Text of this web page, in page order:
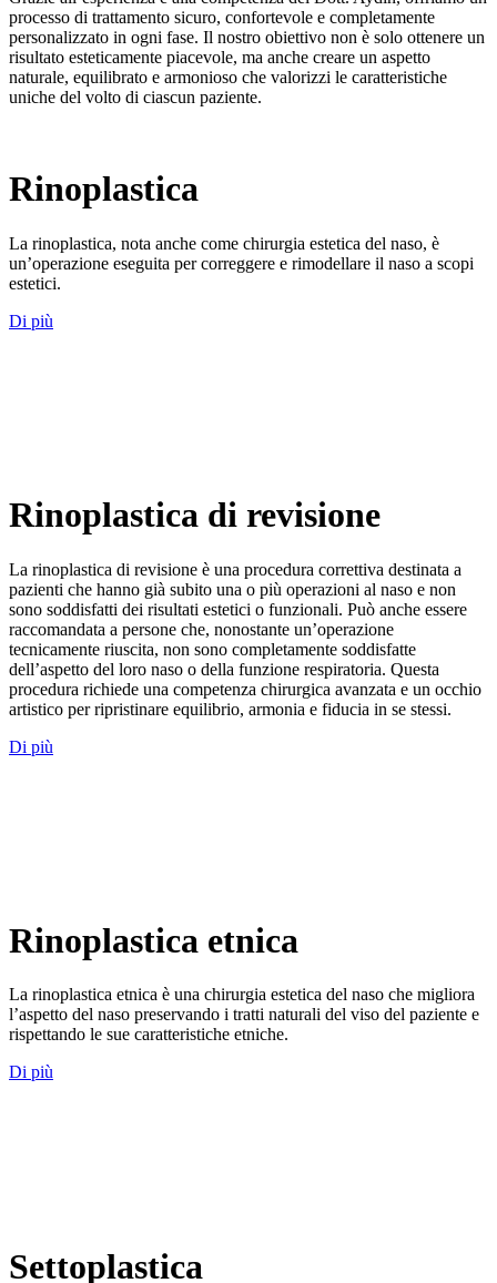
processo di trattamento sicuro, confortevole e completamente
personalizzato in ogni fase. Il nostro obiettivo non è solo ottenere un
risultato esteticamente piacevole, ma anche creare un aspetto
naturale, equilibrato e armonioso che valorizzi le caratteristiche
uniche del volto di ciascun paziente.
Rinoplastica
La rinoplastica, nota anche come chirurgia estetica del naso, è
un’operazione eseguita per correggere e rimodellare il naso a scopi
estetici.
Di più
Rinoplastica di revisione
La rinoplastica di revisione è una procedura correttiva destinata a
pazienti che hanno già subito una o più operazioni al naso e non
sono soddisfatti dei risultati estetici o funzionali. Può anche essere
raccomandata a persone che, nonostante un’operazione
tecnicamente riuscita, non sono completamente soddisfatte
dell’aspetto del loro naso o della funzione respiratoria. Questa
procedura richiede una competenza chirurgica avanzata e un occhio
artistico per ripristinare equilibrio, armonia e fiducia in se stessi.
Di più
Rinoplastica etnica
La rinoplastica etnica è una chirurgia estetica del naso che migliora
l’aspetto del naso preservando i tratti naturali del viso del paziente e
rispettando le sue caratteristiche etniche.
Di più
Settoplastica